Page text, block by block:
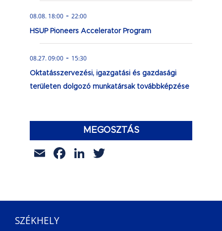
08.08. 18:00 - 22:00
HSUP Pioneers Accelerator Program
08.27. 09:00 - 15:30
Oktatásszervezési, igazgatási és gazdasági
területen dolgozó munkatársak továbbképzése
MEGOSZTÁS
EmailFacebook
LinkedIn
SZÉKHELY